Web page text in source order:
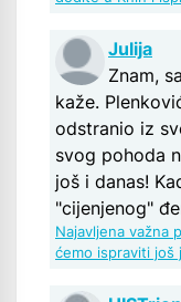
Julija
Znam,
kaže.
odstranio iz
svog pohoda
još i danas!
"cijenjenog"
Najavljena važna
ćemo ispraviti još